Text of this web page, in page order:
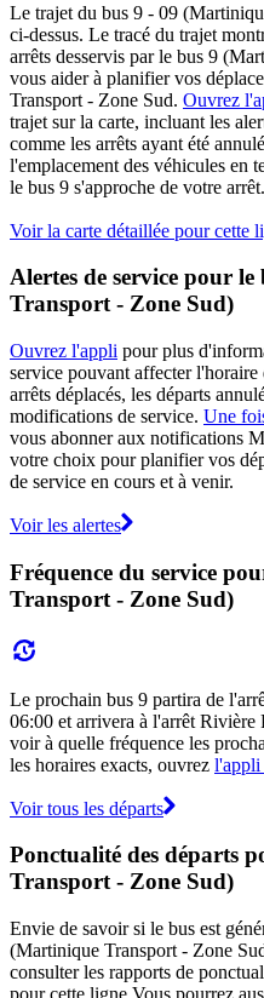
Le trajet du bus 9 - 09
ci-dessus. Le tracé du trajet
arrêts desservis par le bus 9
vous aider à planifier vos
Transport - Zone Sud. Ouvrez
trajet sur la carte, incluant les
comme les arrêts ayant été
l'emplacement des véhicules en
le bus 9 s'approche de votre arrêt.
Voir la carte détaillée pour cette
Alertes de service pour
Transport - Zone Sud)
Ouvrez l'appli pour plus
service pouvant affecter
arrêts déplacés, les départs
modifications de service. Une
vous abonner aux notifications
votre choix pour planifier vos
de service en cours et à venir.
Voir les alertes
Fréquence du service
Transport - Zone Sud)
Le prochain bus 9 partira de
06:00 et arrivera à l'arrêt
voir à quelle fréquence les
les horaires exacts, ouvrez l'appli
Voir tous les départs
Ponctualité des départs
Transport - Zone Sud)
Envie de savoir si le bus est
(Martinique Transport - Zone
consulter les rapports de
pour cette ligne.Vous pourrez